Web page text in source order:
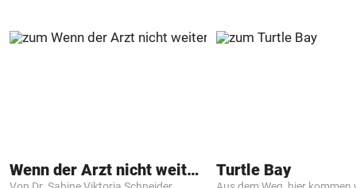
Wenn der Arzt nicht weiter weiß Turtle Bay